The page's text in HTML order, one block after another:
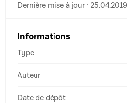
Dernière mise à jour · 25.04.2019
Informations
Type
Auteur
Date de dépôt